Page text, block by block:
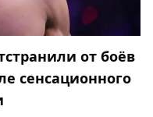
от боёв
сенсационного